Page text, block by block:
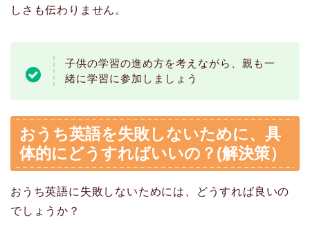
しさも伝わりません。
子供の学習の進め方を考えながら、親も一
緒に学習に参加しましょう
おうち英語を失敗しないために、具
体的にどうすればいいの？(解決策）
おうち英語に失敗しないためには、どうすれば良いの
でしょうか？